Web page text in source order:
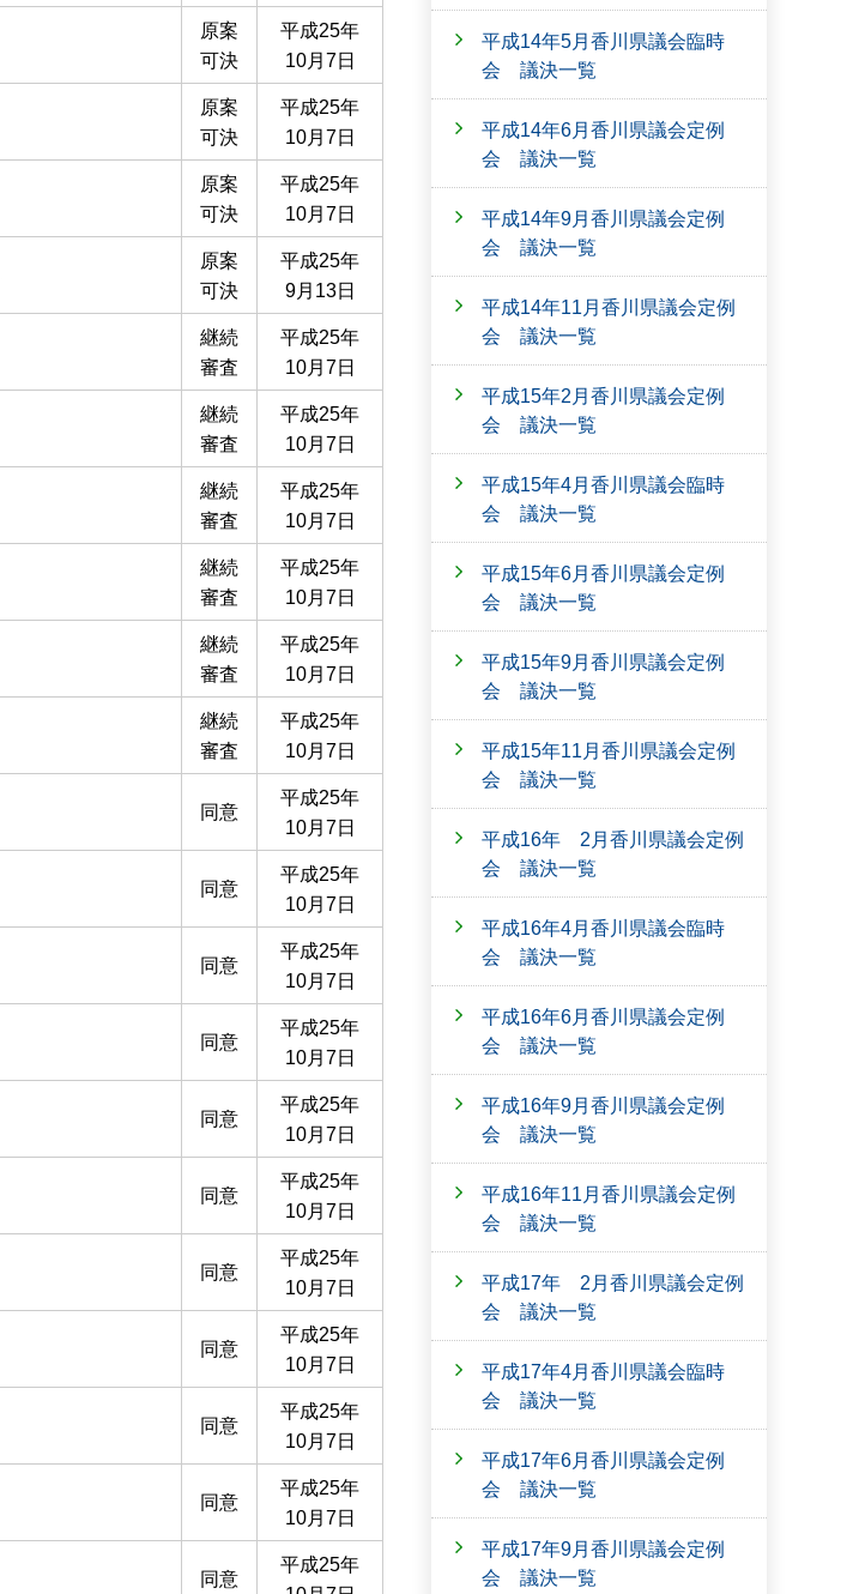
原案
可決
平成25年
10月7日
原案
可決
平成25年
10月7日
原案
可決
平成25年
10月7日
原案
可決
平成25年
9月13日
継続
審査
平成25年
10月7日
継続
審査
平成25年
10月7日
継続
審査
平成25年
10月7日
継続
審査
平成25年
10月7日
継続
審査
平成25年
10月7日
継続
審査
平成25年
10月7日
同意
平成25年
10月7日
同意
平成25年
10月7日
同意
平成25年
10月7日
同意
平成25年
10月7日
同意
平成25年
10月7日
同意
平成25年
10月7日
同意
平成25年
10月7日
同意
平成25年
10月7日
同意
平成25年
10月7日
同意
平成25年
10月7日
同意
平成25年
平成14年5月香川県議会臨時
会 議決一覧
平成14年6月香川県議会定例
会 議決一覧
平成14年9月香川県議会定例
会 議決一覧
平成14年11月香川県議会定例
会 議決一覧
平成15年2月香川県議会定例
会 議決一覧
平成15年4月香川県議会臨時
会 議決一覧
平成15年6月香川県議会定例
会 議決一覧
平成15年9月香川県議会定例
会 議決一覧
平成15年11月香川県議会定例
会 議決一覧
平成16年 2月香川県議会定例
会 議決一覧
平成16年4月香川県議会臨時
会 議決一覧
平成16年6月香川県議会定例
会 議決一覧
平成16年9月香川県議会定例
会 議決一覧
平成16年11月香川県議会定例
会 議決一覧
平成17年 2月香川県議会定例
会 議決一覧
平成17年4月香川県議会臨時
会 議決一覧
平成17年6月香川県議会定例
会 議決一覧
平成17年9月香川県議会定例
会 議決一覧